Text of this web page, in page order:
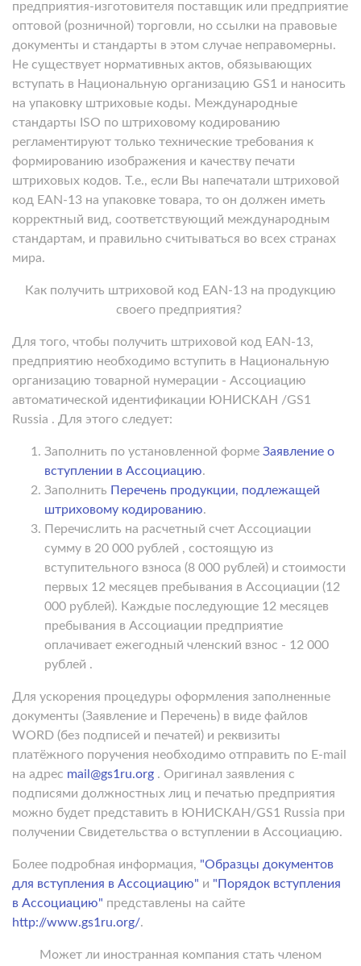
предприятия-изготовителя поставщик или предприятие
оптовой (розничной) торговли, но ссылки на правовые
документы и стандарты в этом случае неправомерны.
Не существует нормативных актов, обязывающих
вступать в Национальную организацию GS1 и наносить
на упаковку штриховые коды. Международные
стандарты ISO по штриховому кодированию
регламентируют только технические требования к
формированию изображения и качеству печати
штриховых кодов. Т.е., если Вы напечатали штриховой
код EAN-13 на упаковке товара, то он должен иметь
корректный вид, соответствующий международным
стандартам, и правильно считываться во всех странах
мира.
Как получить штриховой код EAN-13 на продукцию
своего предприятия?
Для того, чтобы получить штриховой код EAN-13,
предприятию необходимо вступить в Национальную
организацию товарной нумерации - Ассоциацию
автоматической идентификации ЮНИСКАН /GS1
Russia . Для этого следует:
Заполнить по установленной форме Заявление о
вступлении в Ассоциацию.
Заполнить Перечень продукции, подлежащей
штриховому кодированию.
Перечислить на расчетный счет Ассоциации
сумму в 20 000 рублей , состоящую из
вступительного взноса (8 000 рублей) и стоимости
первых 12 месяцев пребывания в Ассоциации (12
000 рублей). Каждые последующие 12 месяцев
пребывания в Ассоциации предприятие
оплачивает ежегодный членский взнос - 12 000
рублей .
Для ускорения процедуры оформления заполненные
документы (Заявление и Перечень) в виде файлов
WORD (без подписей и печатей) и реквизиты
платёжного поручения необходимо отправить по E-mail
на адрес mail@gs1ru.org . Оригинал заявления с
подписями должностных лиц и печатью предприятия
можно будет представить в ЮНИСКАН/GS1 Russia при
получении Свидетельства о вступлении в Ассоциацию.
Более подробная информация, "Образцы документов
для вступления в Ассоциацию" и "Порядок вступления
в Ассоциацию" представлены на сайте
http://www.gs1ru.org/.
Может ли иностранная компания стать членом